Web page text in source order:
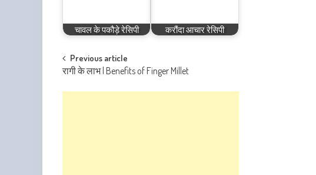
चावल के पकौड़े रेसिपी करौंदा आचार रेसिपी
Post
navigation
Previous article
रागी के लाभ | Benefits of Finger Millet